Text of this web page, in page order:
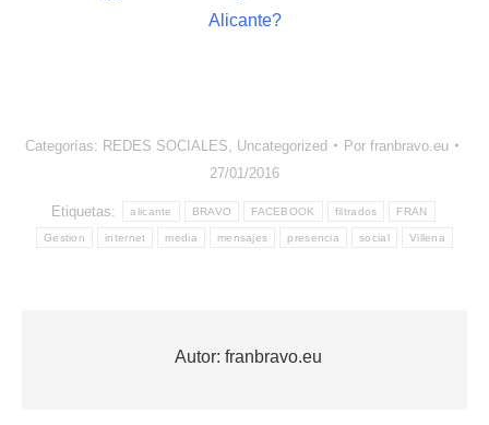
Alicante?
Categorías: REDES SOCIALES Uncategorized Por franbravo.eu
27/01/2016
Etiquetas: alicante BRAVO FACEBOOK filtrados FRAN
Gestion internet media mensajes presencia social Villena
Autor: franbravo.eu